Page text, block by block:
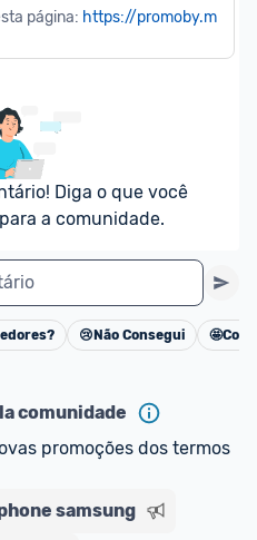
empresas validadas
ou abaixo da média
como promoções de
página: https://promoby.m
Diga o que você
a comunidade.
Cancelar
😢 Não Consegui 🤩
comunidade
promoções dos termos
samsung